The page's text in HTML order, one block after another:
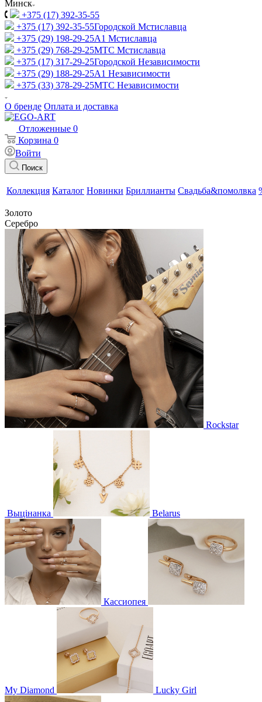
Минск
+375 (17) 392-35-55
+375 (17) 392-35-55Городской Мстиславца
+375 (29) 198-29-25A1 Мстиславца
+375 (29) 768-29-25МТС Мстиславца
+375 (17) 317-29-25Городской Независимости
+375 (29) 188-29-25A1 Независимости
+375 (33) 378-29-25МТС Независимости
О бренде Оплата и доставка
Отложенные 0
Корзина 0
Войти
Поиск
Коллекция Каталог Новинки Бриллианты Свадьба&помолвка
Золото
Серебро
Rockstar
Выцінанка Belarus
Кассиопея
My Diamond Lucky Girl